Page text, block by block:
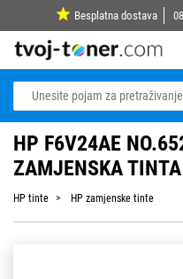
Besplatna dostava
HP F6V24AE
ZAMJENSKA TINTA
HP tinte HP zamjenske tinte